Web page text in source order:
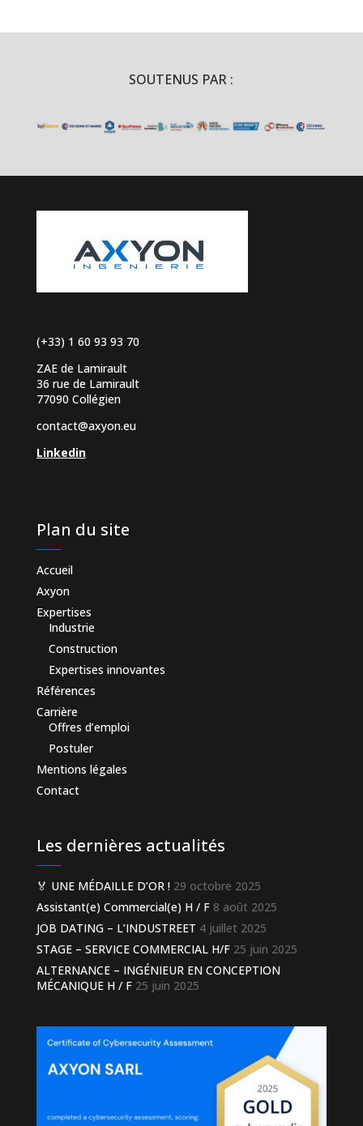
SOUTENUS PAR :
(+33) 1 60 93 93 70
ZAE de Lamirault
36 rue de Lamirault
77090 Collégien
contact@axyon.eu
Linkedin
Plan du site
Accueil
Axyon
Expertises
Industrie
Construction
Expertises innovantes
Références
Carrière
Offres d’emploi
Postuler
Mentions légales
Contact
Les dernières actualités
🏅 UNE MÉDAILLE D’OR ! 29 octobre 2025
Assistant(e) Commercial(e) H / F 8 août 2025
JOB DATING – L’INDUSTREET 4 juillet 2025
STAGE – SERVICE COMMERCIAL H/F 25 juin 2025
ALTERNANCE – INGÉNIEUR EN CONCEPTION
MÉCANIQUE H / F 25 juin 2025